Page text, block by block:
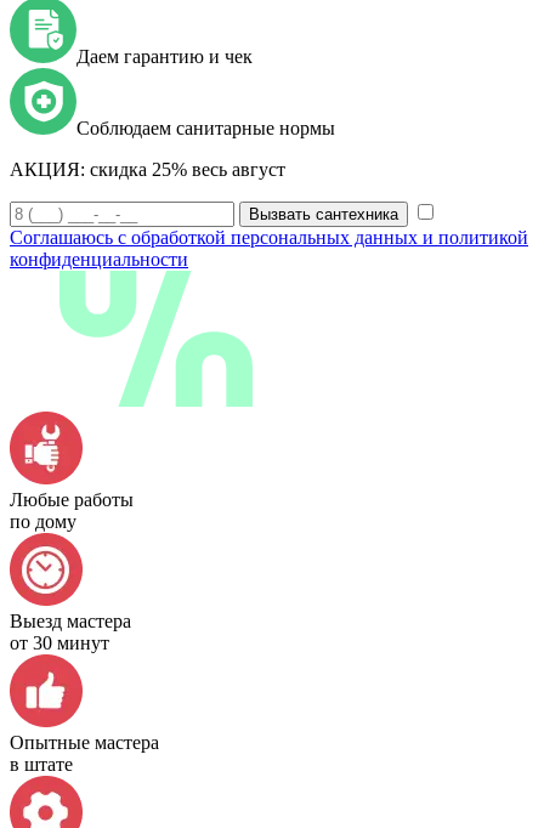
Даем гарантию и чек
Соблюдаем санитарные нормы
АКЦИЯ: скидка 25% весь август
Вызвать сантехника
Соглашаюсь с обработкой персональных данных и политикой
конфиденциальности
Любые работы
по дому
Выезд мастера
от 30 минут
Опытные мастера
в штате